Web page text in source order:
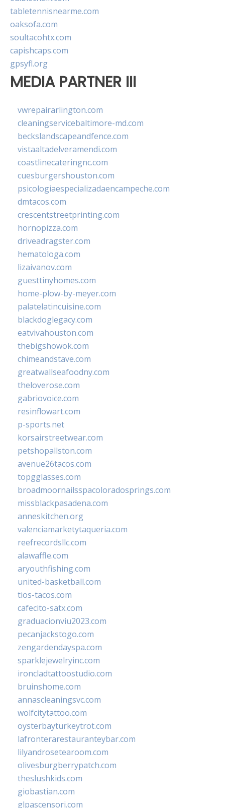
tabletennisnearme.com
oaksofa.com
soultacohtx.com
capishcaps.com
gpsyfl.org
MEDIA PARTNER III
vwrepairarlington.com
cleaningservicebaltimore-md.com
beckslandscapeandfence.com
vistaaltadelveramendi.com
coastlinecateringnc.com
cuesburgershouston.com
psicologiaespecializadaencampeche.com
dmtacos.com
crescentstreetprinting.com
hornopizza.com
driveadragster.com
hematologa.com
lizaivanov.com
guesttinyhomes.com
home-plow-by-meyer.com
palatelatincuisine.com
blackdoglegacy.com
eatvivahouston.com
thebigshowok.com
chimeandstave.com
greatwallseafoodny.com
theloverose.com
gabriovoice.com
resinflowart.com
p-sports.net
korsairstreetwear.com
petshopallston.com
avenue26tacos.com
topgglasses.com
broadmoornailsspacoloradosprings.com
missblackpasadena.com
anneskitchen.org
valenciamarketytaqueria.com
reefrecordsllc.com
alawaffle.com
aryouthfishing.com
united-basketball.com
tios-tacos.com
cafecito-satx.com
graduacionviu2023.com
pecanjackstogo.com
zengardendayspa.com
sparklejewelryinc.com
ironcladtattoostudio.com
bruinshome.com
annascleaningsvc.com
wolfcitytattoo.com
oysterbayturkeytrot.com
lafronterarestauranteybar.com
lilyandrosetearoom.com
olivesburgberrypatch.com
theslushkids.com
giobastian.com
glpascensori.com